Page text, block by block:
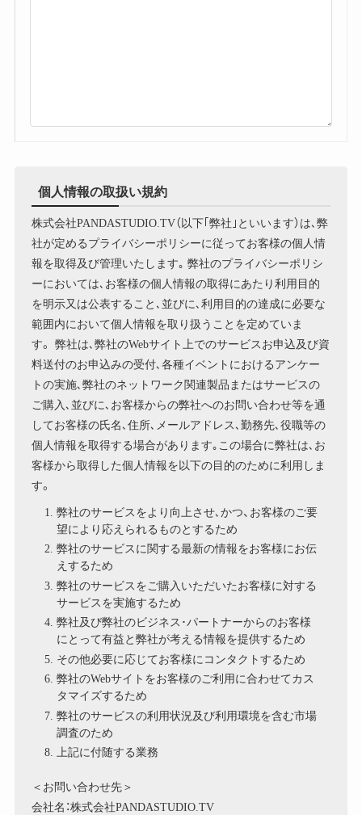
個人情報の取扱い規約
株式会社PANDASTUDIO.TV（以下｢弊社｣といいます）は､弊
社が定めるプライバシーポリシーに従ってお客様の個人情
報を取得及び管理いたします｡ 弊社のプライバシーポリシ
ーにおいては､お客様の個人情報の取得にあたり利用目的
を明示又は公表すること､並びに､利用目的の達成に必要な
範囲内において個人情報を取り扱うことを定めていま
す。 弊社は､弊社のWebサイト上でのサービスお申込及び資
料送付のお申込みの受付､各種イベントにおけるアンケー
トの実施､弊社のネットワーク関連製品またはサービスの
ご購入､並びに､お客様からの弊社へのお問い合わせ等を通
してお客様の氏名､住所､メールアドレス､勤務先､役職等の
個人情報を取得する場合があります｡この場合に弊社は､お
客様から取得した個人情報を以下の目的のために利用しま
す。
弊社のサービスをより向上させ､かつ、お客様のご要
望により応えられるものとするため
弊社のサービスに関する最新の情報をお客様にお伝
えするため
弊社のサービスをご購入いただいたお客様に対する
サービスを実施するため
弊社及び弊社のビジネス･パートナーからのお客様
にとって有益と弊社が考える情報を提供するため
その他必要に応じてお客様にコンタクトするため
弊社のWebサイトをお客様のご利用に合わせてカス
タマイズするため
弊社のサービスの利用状況及び利用環境を含む市場
調査のため
上記に付随する業務
＜お問い合わせ先＞
会社名：株式会社PANDASTUDIO.TV